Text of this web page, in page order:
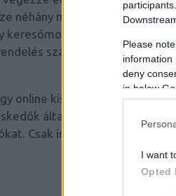
Please
information
deny
in below
I want
Opted
néhány másodpercet vesz
keresőmotorba.
százalékos
vásárlás
online kiskereskedőnél
általában digitális
Csak írja be a keresőbe a